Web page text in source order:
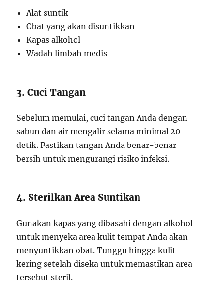
Alat suntik
Obat yang akan disuntikkan
Kapas alkohol
Wadah limbah medis
3. Cuci Tangan
Sebelum memulai, cuci tangan Anda dengan
sabun dan air mengalir selama minimal 20
detik. Pastikan tangan Anda benar-benar
bersih untuk mengurangi risiko infeksi.
4. Sterilkan Area Suntikan
Gunakan kapas yang dibasahi dengan alkohol
untuk menyeka area kulit tempat Anda akan
menyuntikkan obat. Tunggu hingga kulit
kering setelah diseka untuk memastikan area
tersebut steril.